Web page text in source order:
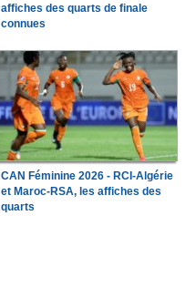
affiches des quarts de finale
connues
CAN Féminine 2026 - RCI-Algérie
et Maroc-RSA, les affiches des
quarts